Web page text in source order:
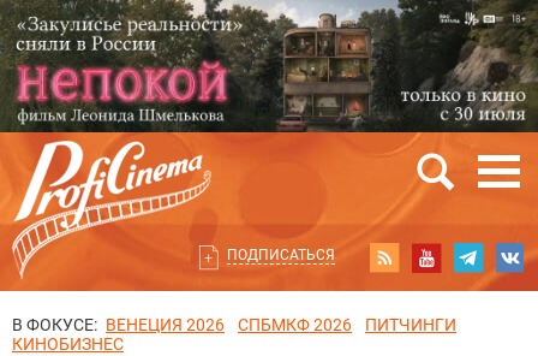
ПОДПИСАТЬСЯ
В ФОКУСЕ: ВЕНЕЦИЯ 2026 СПБМКФ 2026
ПИТЧИНГИ
КИНОБИЗНЕС